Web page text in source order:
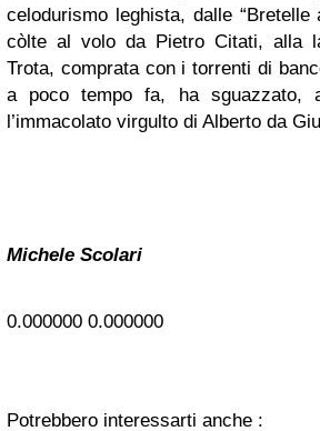
celodurismo leghista, dalle “Bretelle
còlte al volo da Pietro Citati, alla
Trota, comprata con i torrenti di
a poco tempo fa, ha sguazzato,
l’immacolato virgulto di Alberto da
Michele Scolari
0.000000 0.000000
Potrebbero interessarti anche :